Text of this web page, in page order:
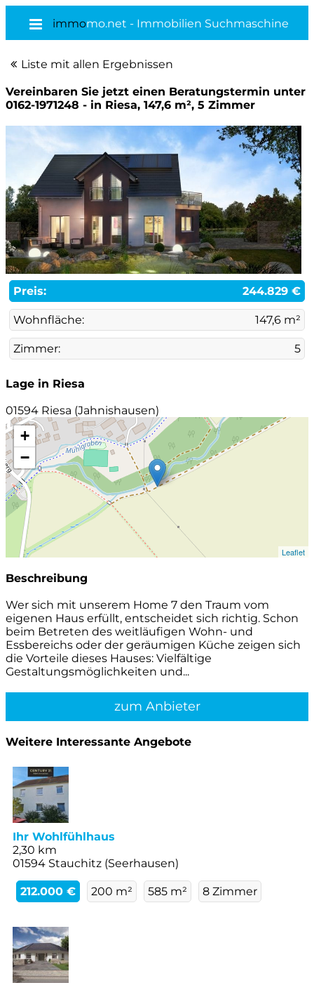
immomo.net - Immobilien Suchmaschine
Liste mit allen Ergebnissen
Vereinbaren Sie jetzt einen Beratungstermin unter
0162-1971248 - in Riesa, 147,6 m², 5 Zimmer
Preis: 244.829 €
Wohnfläche: 147,6 m²
Zimmer: 5
Lage in Riesa
01594 Riesa (Jahnishausen)
+
−
Leaflet
Beschreibung
Wer sich mit unserem Home 7 den Traum vom
eigenen Haus erfüllt, entscheidet sich richtig. Schon
beim Betreten des weitläufigen Wohn- und
Essbereichs oder der geräumigen Küche zeigen sich
die Vorteile dieses Hauses: Vielfältige
Gestaltungsmöglichkeiten und...
zum Anbieter
Weitere Interessante Angebote
Ihr Wohlfühlhaus
2,30 km
01594 Stauchitz (Seerhausen)
212.000 € 200 m² 585 m² 8 Zimmer